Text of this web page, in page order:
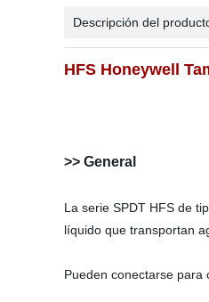
Descripción del
HFS Honeywell
>> General
La serie SPDT HFS de
líquido que transportan
Pueden conectarse para